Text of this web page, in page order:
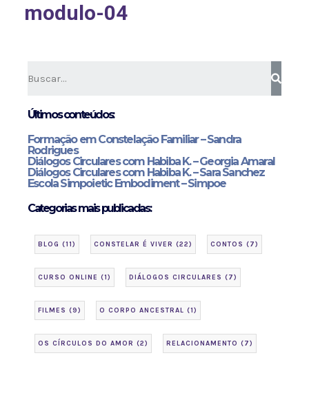
modulo-04
Últimos conteúdos:
Formação em Constelação Familiar – Sandra
Rodrigues
Diálogos Circulares com Habiba K. – Georgia Amaral
Diálogos Circulares com Habiba K. – Sara Sanchez
Escola Simpoietic Embodiment – Simpoe
Categorias mais publicadas:
BLOG (11) CONSTELAR É VIVER (22) CONTOS (7)
CURSO ONLINE (1) DIÁLOGOS CIRCULARES (7)
FILMES (9) O CORPO ANCESTRAL (1)
OS CÍRCULOS DO AMOR (2) RELACIONAMENTO (7)